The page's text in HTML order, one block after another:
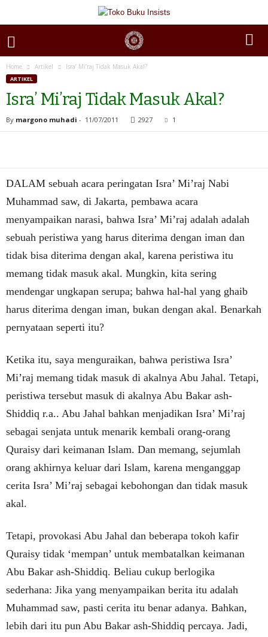
Home Artikel Isra’ Mi’raj Tidak Masuk Akal?
ARTIKEL
Isra’ Mi’raj Tidak Masuk Akal?
By margono muhadi - 11/07/2011 2927 1
DALAM sebuah acara peringatan Isra’ Mi’raj Nabi
Muhammad saw, di Jakarta, pembawa acara
menyampaikan narasi, bahwa Isra’ Mi’raj adalah adalah
sebuah peristiwa yang harus diterima dengan iman dan
tidak bisa diterima dengan akal, karena peristiwa itu
memang tidak masuk akal. Mungkin, kita sering
mendengar ungkapan serupa; bahwa hal-hal yang ghaib
harus diterima dengan iman, bukan dengan akal. Benarkah
pernyataan seperti itu?
Ketika itu, saya menguraikan, bahwa peristiwa Isra’
Mi’raj memang tidak masuk di akalnya Abu Jahal. Tetapi,
peristiwa tersebut masuk di akalnya Abu Bakar ash-
Shiddiq r.a.. Abu Jahal bahkan menjadikan Isra’ Mi’raj
sebagai senjata untuk menarik kembali orang-orang
Quraisy dari keimanan Islam. Dan memang, sejumlah
orang akhirnya keluar dari Islam, karena menganggap
cerita Isra’ Mi’raj sebagai kebohongan dan tidak masuk
akal.
Tetapi, provokasi Abu Jahal dan beberapa tokoh kafir
Quraisy tidak ‘mempan’ untuk membatalkan keimanan
Abu Bakar ash-Shiddiq. Beliau cukup berlogika
sederhana: Jika yang menyampaikan berita itu adalah
Muhammad saw, pasti cerita itu benar adanya. Bahkan,
lebih dari itu pun Abu Bakar ash-Shiddiq percaya. Jadi,